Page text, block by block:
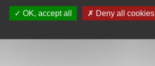
réseau (tant qu’elle peut
OK, accept all Deny all cookies